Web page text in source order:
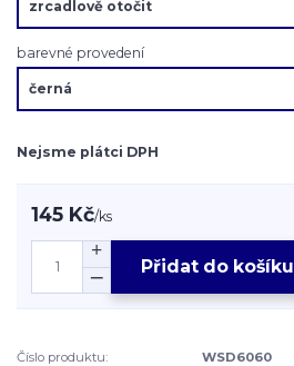
barevné provedení
Nejsme plátci DPH
145 Kč/ks
Přidat do košíku
Číslo produktu:
WSD6060